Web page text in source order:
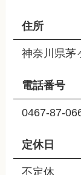
住所
神奈川県茅
電話番号
0467-87-
定休日
不定休